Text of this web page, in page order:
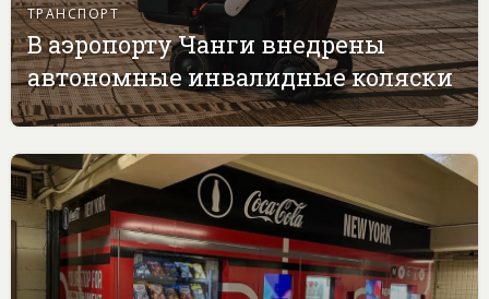
ТРАНСПОРТ
В аэропорту Чанги внедрены
автономные инвалидные коляски